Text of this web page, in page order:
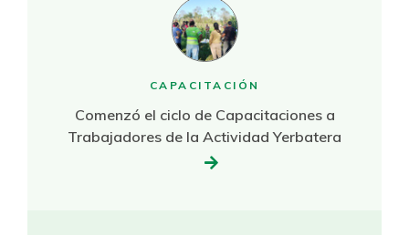
CAPACITACIÓN
Comenzó el ciclo de Capacitaciones a
Trabajadores de la Actividad Yerbatera